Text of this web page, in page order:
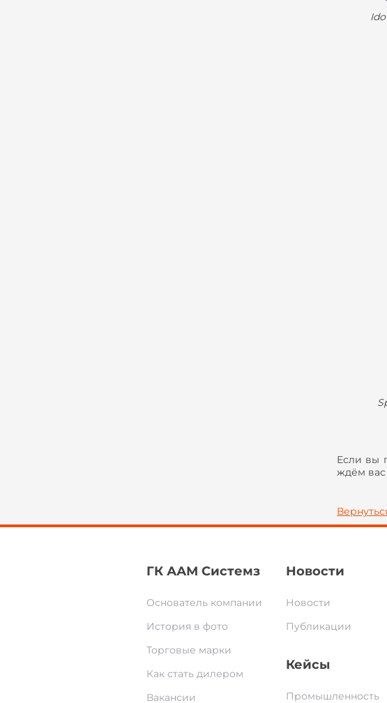
Если вы
ждём вас
ГК ААМ Системз
Основатель компании
История в фото
Торговые марки
Как стать дилером
Вакансии
Новости
Новости
Публикации
Кейсы
Промышленность